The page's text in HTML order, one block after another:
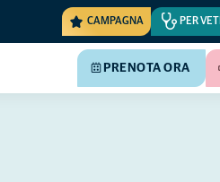
CAMPAGNA PER
PRENOTA ORA